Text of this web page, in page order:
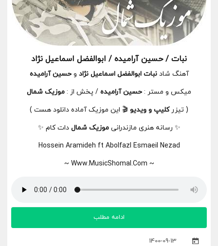
نبات / حسین آرامیده / ابوالفضل اسماعیل نژاد
آهنگ شادنبات ابوالفضل اسماعیل نژاد و حسین آرامیده
میکس و مستر : حسین آرامیده / پخش از : موزیک شمال
( تیزرکلیپ و ویدیو 🎬 این موزیک آماده دانلود هست )
✨ رسانه هنری مازندرانیموزیک شمال دات کام ✨
Hossein Aramideh ft Abolfazl Esmaeil Nezad
~ Www.MusicShomal.Com ~
1400-09-13
ادامه مطلب